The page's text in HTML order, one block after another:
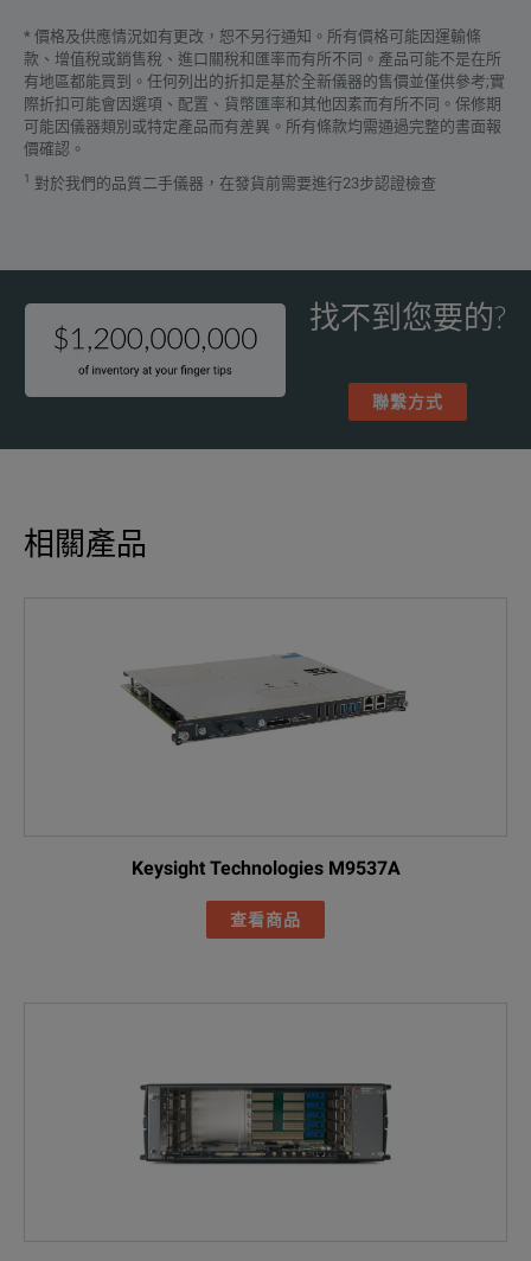
* 價格及供應情況如有更改，恕不另行通知。所有價格可能因運輸條
款、增值稅或銷售稅、進口關稅和匯率而有所不同。產品可能不是在所
有地區都能買到。任何列出的折扣是基於全新儀器的售價並僅供參考;實
際折扣可能會因選項、配置、貨幣匯率和其他因素而有所不同。保修期
可能因儀器類別或特定產品而有差異。所有條款均需通過完整的書面報
價確認。
1 對於我們的品質二手儀器，在發貨前需要進行23步認證檢查
找不到您要的?
聯繫方式
相關產品
Keysight Technologies M9537A
查看商品